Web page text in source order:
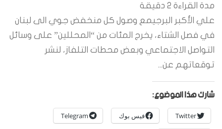
مدة القراءة 2 دقيقة
علي الأكبر البرجيمع وصول كل منخفض جوي الى لبنان
في فصل الشتاء، يخرج المئات من “المحللين” على وسائل
التواصل الاجتماعي وبعض محطات التلفاز، لنشر
توقعاتهم عن...
شارك هذا الموضوع:
Twitter فيس بوك Telegram